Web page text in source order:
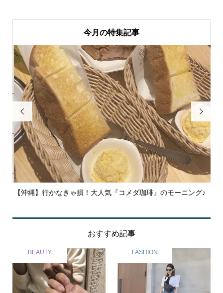
今月の特集記事

【沖縄】行かなきゃ損！大人気『コメダ珈琲』のモーニング♪

おすすめ記事
BEAUTY FASHION